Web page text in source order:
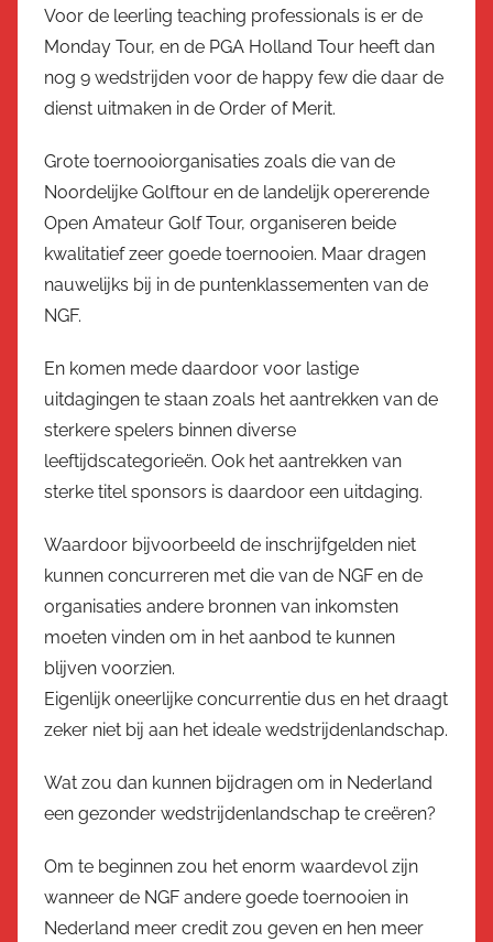
Voor de leerling teaching professionals is er de
Monday Tour, en de PGA Holland Tour heeft dan
nog 9 wedstrijden voor de happy few die daar de
dienst uitmaken in de Order of Merit.
Grote toernooiorganisaties zoals die van de
Noordelijke Golftour en de landelijk opererende
Open Amateur Golf Tour, organiseren beide
kwalitatief zeer goede toernooien. Maar dragen
nauwelijks bij in de puntenklassementen van de
NGF.
En komen mede daardoor voor lastige
uitdagingen te staan zoals het aantrekken van de
sterkere spelers binnen diverse
leeftijdscategorieën. Ook het aantrekken van
sterke titel sponsors is daardoor een uitdaging.
Waardoor bijvoorbeeld de inschrijfgelden niet
kunnen concurreren met die van de NGF en de
organisaties andere bronnen van inkomsten
moeten vinden om in het aanbod te kunnen
blijven voorzien.
Eigenlijk oneerlijke concurrentie dus en het draagt
zeker niet bij aan het ideale wedstrijdenlandschap.
Wat zou dan kunnen bijdragen om in Nederland
een gezonder wedstrijdenlandschap te creëren?
Om te beginnen zou het enorm waardevol zijn
wanneer de NGF andere goede toernooien in
Nederland meer credit zou geven en hen meer